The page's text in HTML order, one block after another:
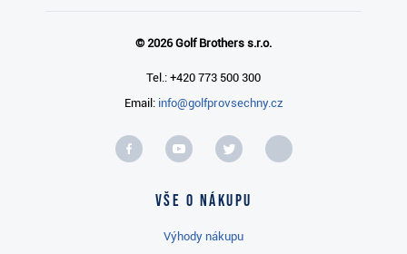
© 2026 Golf Brothers s.r.o.
Tel.: +420 773 500 300
Email: info@golfprovsechny.cz
Vše o nákupu
Výhody nákupu